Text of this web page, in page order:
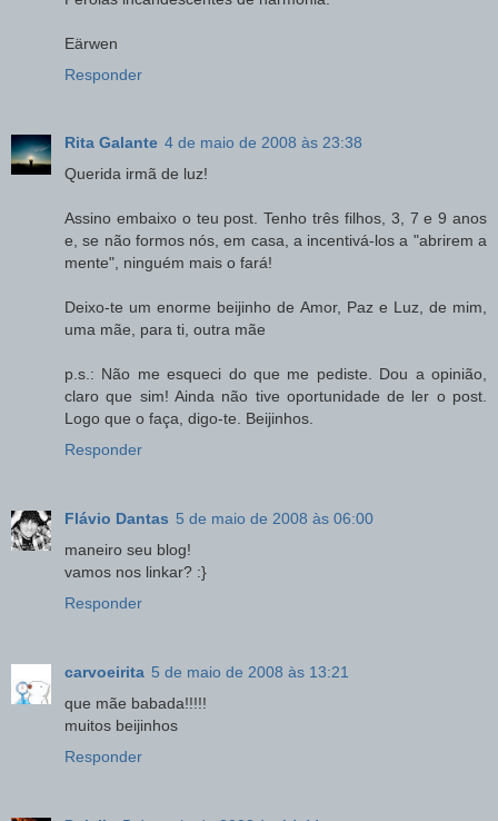
Eärwen
Responder
Rita Galante 4 de maio de 2008 às 23:38
Querida irmã de luz!
Assino embaixo o teu post. Tenho três filhos, 3, 7 e 9 anos
e, se não formos nós, em casa, a incentivá-los a "abrirem a
mente", ninguém mais o fará!
Deixo-te um enorme beijinho de Amor, Paz e Luz, de mim,
uma mãe, para ti, outra mãe
p.s.: Não me esqueci do que me pediste. Dou a opinião,
claro que sim! Ainda não tive oportunidade de ler o post.
Logo que o faça, digo-te. Beijinhos.
Responder
Flávio Dantas 5 de maio de 2008 às 06:00
maneiro seu blog!
vamos nos linkar? :}
Responder
carvoeirita 5 de maio de 2008 às 13:21
que mãe babada!!!!!
muitos beijinhos
Responder